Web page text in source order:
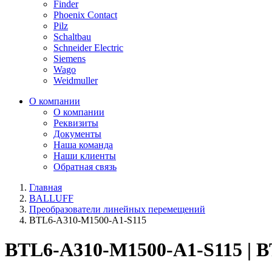
Finder
Phoenix Contact
Pilz
Schaltbau
Schneider Electric
Siemens
Wago
Weidmuller
О компании
О компании
Реквизиты
Документы
Наша команда
Наши клиенты
Обратная связь
Главная
BALLUFF
Преобразователи линейных перемещений
BTL6-A310-M1500-A1-S115
BTL6-A310-M1500-A1-S115 |